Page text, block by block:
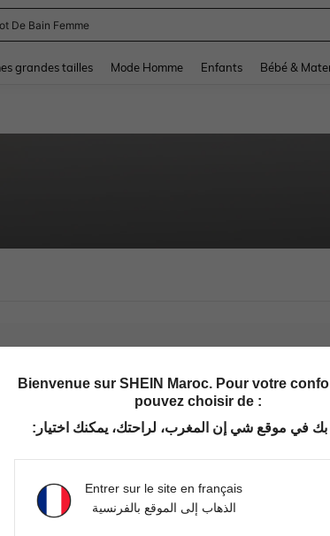
De Bain Femme
grandes tailles Mode Homme Enfants Bébé &
Aucun article trouvé. Veuillez essayer une autre
Bienvenue sur SHEIN Maroc. Pour votre
pouvez choisir de :
بك في موقع شي إن المغرب، لراحتك، يمكنك اختيار:
Entrer sur le site en français
الذهاب إلى الموقع بالفرنسية